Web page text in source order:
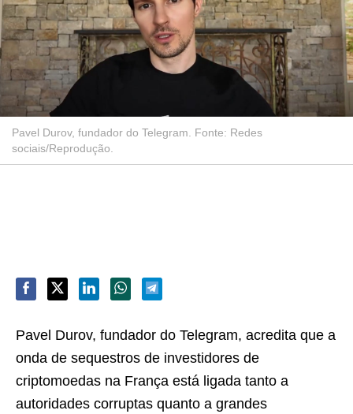
Pavel Durov, fundador do Telegram. Fonte: Redes
sociais/Reprodução.
Pavel Durov, fundador do Telegram, acredita que a
onda de sequestros de investidores de
criptomoedas na França está ligada tanto a
autoridades corruptas quanto a grandes